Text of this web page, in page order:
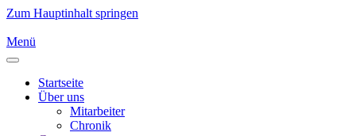
Zum Hauptinhalt springen
Menü
Startseite
Über uns
Mitarbeiter
Chronik